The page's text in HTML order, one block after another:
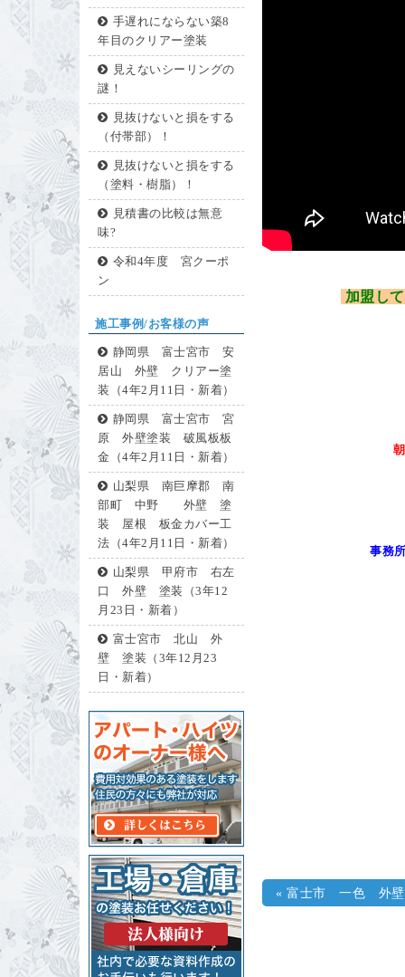
手遅れにならない築8
年目のクリアー塗装
見えないシーリングの
謎！
見抜けないと損をする
（付帯部）！
見抜けないと損をする
（塗料・樹脂）！
見積書の比較は無意
味?
令和4年度 宮クーポ
ン
施工事例/お客様の声
静岡県 富士宮市 安
居山 外壁 クリアー塗
装（4年2月11日・新着）
静岡県 富士宮市 宮
原 外壁塗装 破風板板
金（4年2月11日・新着）
山梨県 南巨摩郡 南
部町 中野 外壁 塗
装 屋根 板金カバー工
法（4年2月11日・新着）
山梨県 甲府市 右左
口 外壁 塗装（3年12
月23日・新着）
富士宮市 北山 外
壁 塗装（3年12月23
日・新着）
加盟し
事務
« 富士市 一色 外